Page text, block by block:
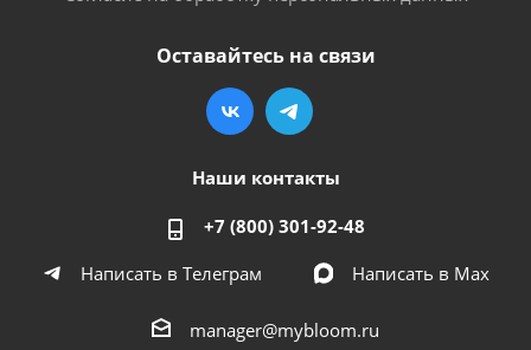
Оставайтесь на связи
Наши контакты
+7 (800) 301-92-48
Написать в Телеграм
Написать в Мах
manager@mybloom.ru